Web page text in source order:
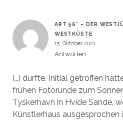
ART 56° – DER
WESTKÜSTE
15. Oktober 2021
Antworten
[…] durfte. Initial getroffen
frühen Fotorunde zum
Tyskerhavn in Hvide Sande,
Künstlerhaus ausgesprochen